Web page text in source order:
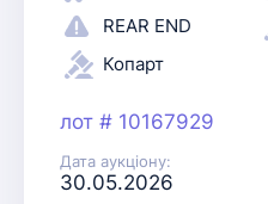
REAR END
Копарт
лот # 10167929
Дата аукціону:
30.05.2026